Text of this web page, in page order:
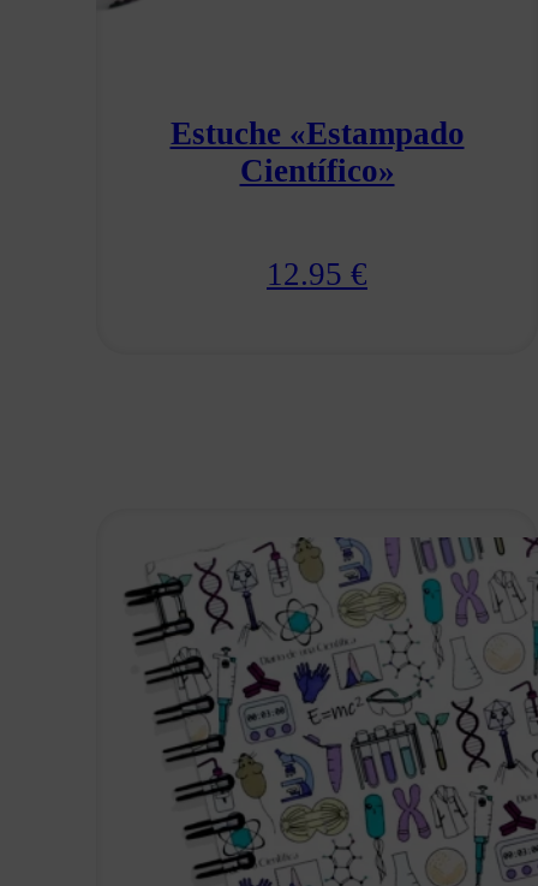
Estuche «Estampado
Científico»
12.95 €